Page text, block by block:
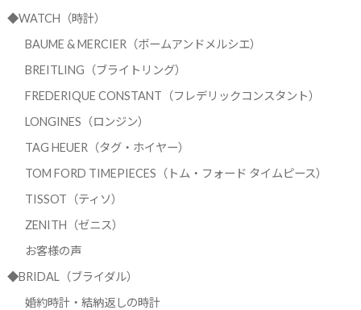
◆WATCH（時計）
BAUME & MERCIER（ボームアンドメルシエ）
BREITLING（ブライトリング）
FREDERIQUE CONSTANT（フレデリックコンスタント）
LONGINES（ロンジン）
TAG HEUER（タグ・ホイヤー）
TOM FORD TIMEPIECES（トム・フォード タイムピース）
TISSOT（ティソ）
ZENITH（ゼニス）
お客様の声
◆BRIDAL（ブライダル）
婚約時計・結納返しの時計